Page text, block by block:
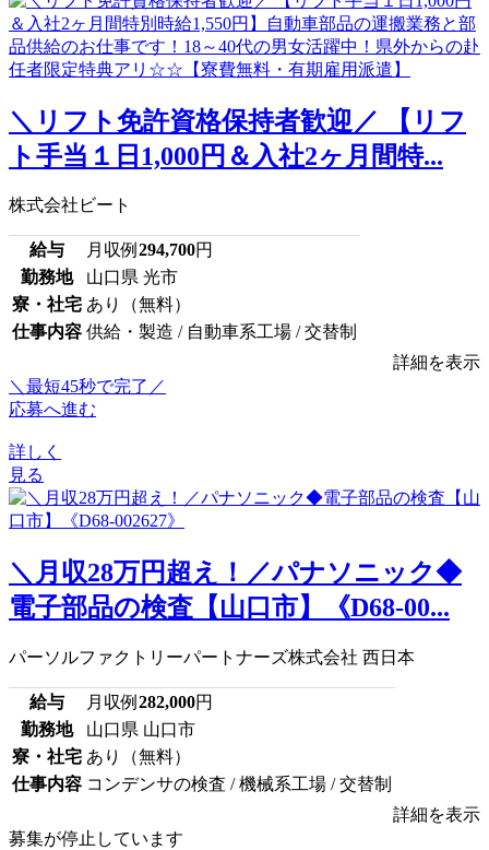
＼リフト免許資格保持者歓迎／ 【リフ
ト手当１日1,000円＆入社2ヶ月間特...
株式会社ビート
給与 月収例 294,700円
勤務地
山口県 光市
寮・社宅 あり（無料）
仕事内容 供給・製造 / 自動車系工場 / 交替制
詳細を表示
＼最短45秒で完了／
応募へ進む
詳しく
見る
＼月収28万円超え！／パナソニック◆
電子部品の検査【山口市】《D68-00...
パーソルファクトリーパートナーズ株式会社 西日本
給与 月収例 282,000円
勤務地
山口県 山口市
寮・社宅 あり（無料）
仕事内容 コンデンサの検査 / 機械系工場 / 交替制
詳細を表示
募集が停止しています